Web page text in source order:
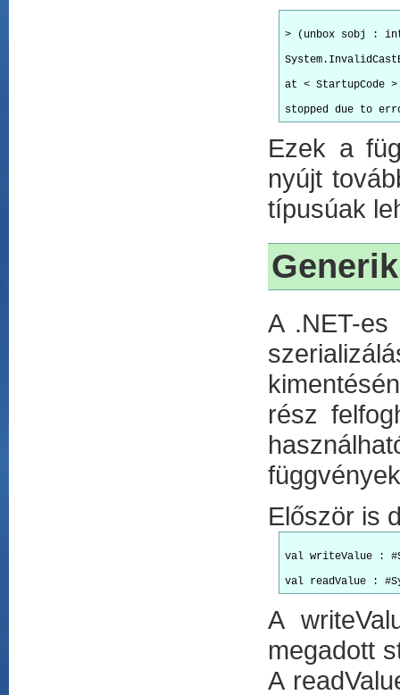
> (unbox sobj :
at < StartupCode
Ezek a
nyújt
típusúak
A .NET-es
rész
Először is
val writeValue :
A
megadott
A